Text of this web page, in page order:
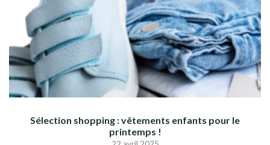
Sélection shopping : vêtements enfants pour le
printemps !